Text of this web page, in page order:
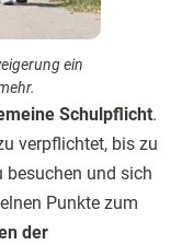
ein
Schulpflicht.
verpflichtet, bis zu
besuchen und sich
Punkte zum
der